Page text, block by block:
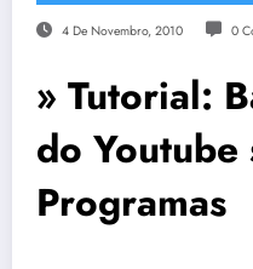
4 De Novembro, 2010 0
» Tutorial:
do Youtube
Programas